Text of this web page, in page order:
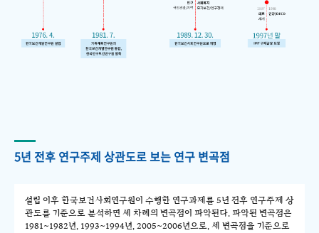
5년 전후 연구주제 상관도로 보는 연구 변곡점
설립 이후 한국보건사회연구원이 수행한 연구과제를 5년 전후 연구주제 상
관도를 기준으로 분석하면 세 차례의 변곡점이 파악된다. 파악된 변곡점은
1981~1982년, 1993~1994년, 2005~2006년으로, 세 변곡점을 기준으로